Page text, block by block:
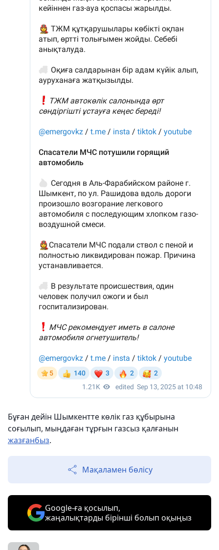
Бұған дейін Шымкентте көлік газ құбырына
соғылып, мыңдаған тұрғын газсыз қалғанын
жазғанбыз.
Мақаламен бөлісу
Google-ға қосылып,
жаңалықтарды бірінші болып оқыңыз